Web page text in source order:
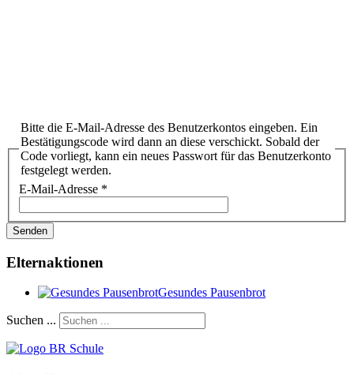
Bitte die E-Mail-Adresse des Benutzerkontos eingeben. Ein
Bestätigungscode wird dann an diese verschickt. Sobald der
Code vorliegt, kann ein neues Passwort für das Benutzerkonto
festgelegt werden.
E-Mail-Adresse *
Senden
Elternaktionen
Gesundes Pausenbrot
Suchen ...